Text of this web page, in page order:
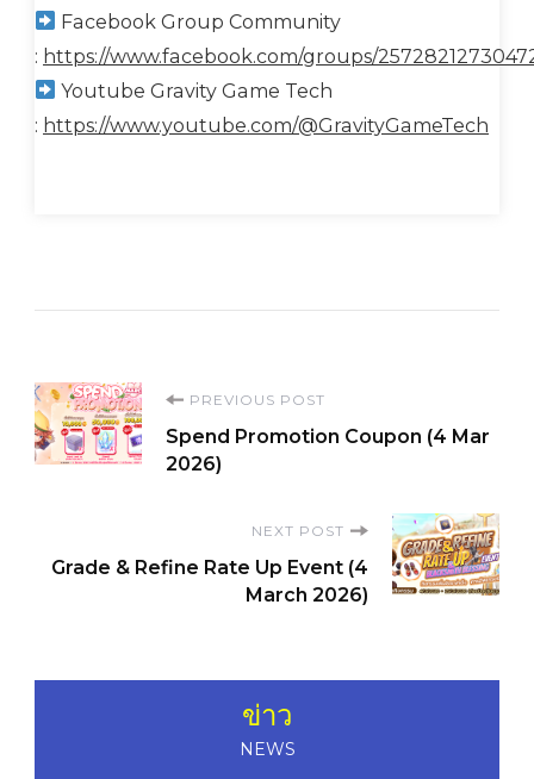
Facebook Group Community
: https://www.facebook.com/groups/
Youtube Gravity Game Tech
: https://www.youtube.com/@GravityGameTech
Post
Navigation
PREVIOUS POST
Spend Promotion Coupon (4 Mar
2026)
NEXT POST
Grade & Refine Rate Up Event (4
March 2026)
ข่าว
NEWS